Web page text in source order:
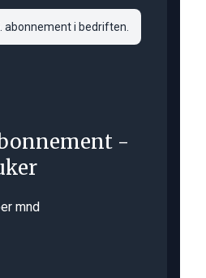
abonnement i bedriften.
-
mnd